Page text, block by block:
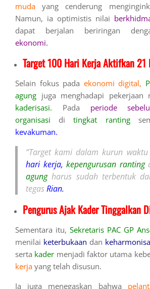
muda yang cenderung
Namun, ia optimistis nilai
dapat berjalan beriringan
ekonomi.
Target 100 Hari Kerja Aktifkan 21
Selain fokus pada ekonomi digital,
agung juga menghadapi pekerjaan
kaderisasi. Pada periode
organisasi ditingkat ranting
kevakuman.
“Target kami dalam kurun
hari kerja, kepengurusan ranting
agungharus sudah terbentuk
tegas Rian.
Pengurus Ajak Kader Tinggalkan
Sementara itu, Sekretaris PAC GP
menilai keterbukaan dan
serta kader menjadi faktor utama
kerja yang telah disusun.
Ia juga menegaskan bahwa